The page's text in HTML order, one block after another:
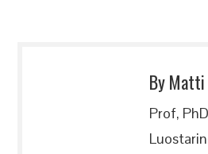
By
Prof,